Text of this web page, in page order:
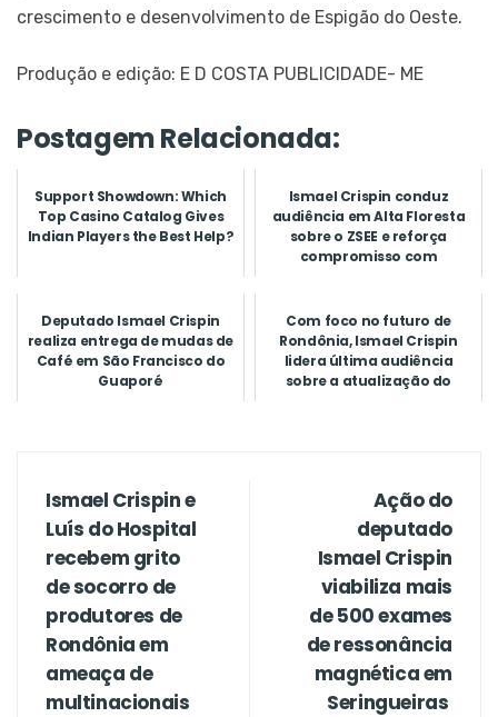
crescimento e desenvolvimento de Espigão do Oeste.
Produção e edição: E D COSTA PUBLICIDADE- ME
Postagem Relacionada:
Support Showdown: Which
Top Casino Catalog Gives
Indian Players the Best Help?
Ismael Crispin conduz
audiência em Alta Floresta
sobre o ZSEE e reforça
compromisso com
Deputado Ismael Crispin
realiza entrega de mudas de
Café em São Francisco do
Guaporé
Com foco no futuro de
Rondônia, Ismael Crispin
lidera última audiência
sobre a atualização do
Ismael Crispin e
Luís do Hospital
recebem grito
de socorro de
produtores de
Rondônia em
ameaça de
multinacionais
Ação do
deputado
Ismael Crispin
viabiliza mais
de 500 exames
de ressonância
magnética em
Seringueiras